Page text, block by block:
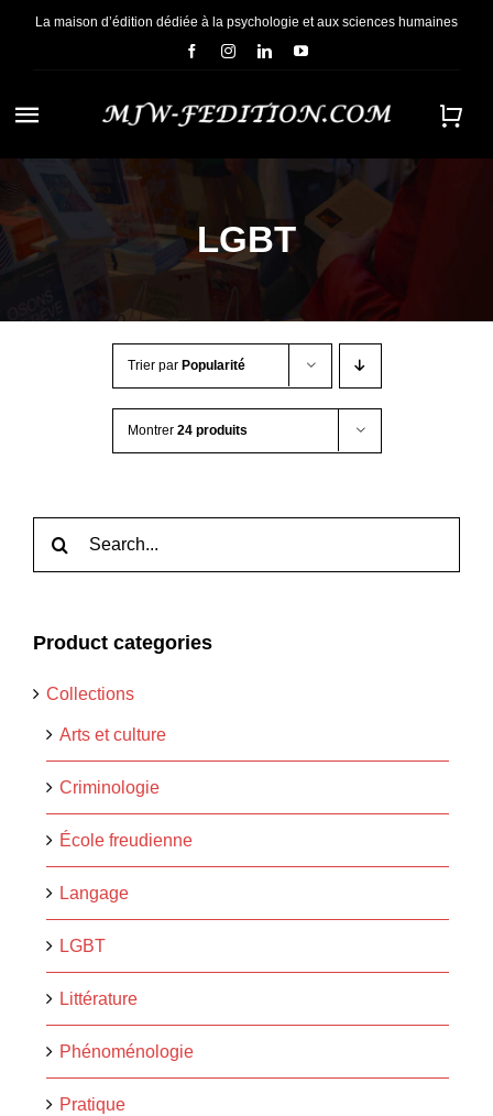
PasserLa maison d’édition dédiée à la psychologie et aux sciences humaines
Navigation
à
bascule
ACCUEIL
NOUS CONNAÎTRE LGBT
Trier par Popularité
Montrer 24 produits
Product categories
Collections
Arts et culture
Criminologie
École freudienne
Langage
LGBT
Littérature
Phénoménologie
Pratique